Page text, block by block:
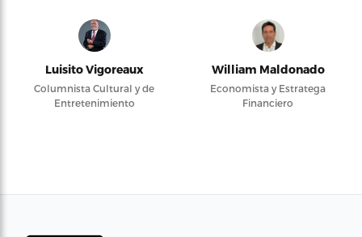
Luisito Vigoreaux
Columnista Cultural y de
Entretenimiento
William Maldonado
Economista y Estratega
Financiero